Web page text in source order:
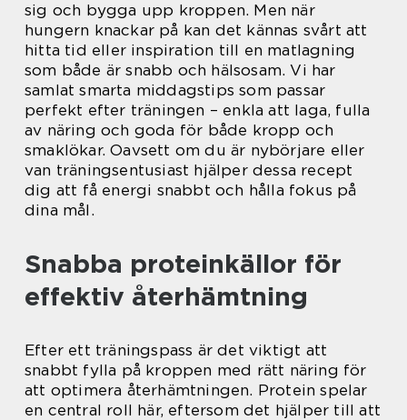
sig och bygga upp kroppen. Men när
hungern knackar på kan det kännas svårt att
hitta tid eller inspiration till en matlagning
som både är snabb och hälsosam. Vi har
samlat smarta middagstips som passar
perfekt efter träningen – enkla att laga, fulla
av näring och goda för både kropp och
smaklökar. Oavsett om du är nybörjare eller
van träningsentusiast hjälper dessa recept
dig att få energi snabbt och hålla fokus på
dina mål.
Snabba proteinkällor för
effektiv återhämtning
Efter ett träningspass är det viktigt att
snabbt fylla på kroppen med rätt näring för
att optimera återhämtningen. Protein spelar
en central roll här, eftersom det hjälper till att